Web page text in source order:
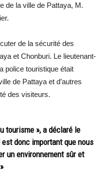
de la ville de Pattaya, M.
de la sécurité des
et Chonburi. Le lieutenant-
police touristique était
de Pattaya et d’autres
des visiteurs.
tourisme », a déclaré le
donc important que nous
un environnement sûr et